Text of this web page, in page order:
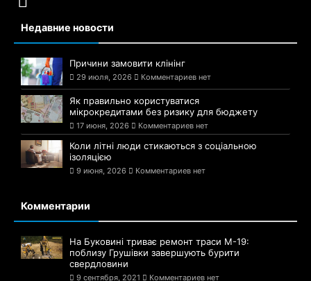
Недавние новости
Причини замовити клінінг
29 июля, 2026 Комментариев нет
Як правильно користуватися
мікрокредитами без ризику для бюджету
17 июня, 2026 Комментариев нет
Коли літні люди стикаються з соціальною
ізоляцією
9 июня, 2026 Комментариев нет
Комментарии
На Буковині триває ремонт траси М-19:
поблизу Грушівки завершують бурити
свердловини
9 сентября, 2021 Комментариев нет